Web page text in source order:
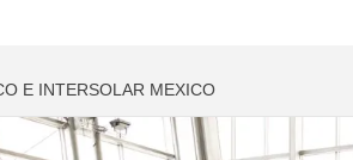
E INTERSOLAR MEXICO